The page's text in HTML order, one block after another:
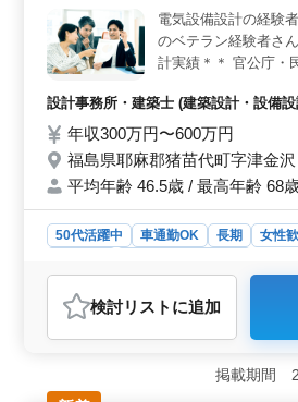
電気設備設計の経験
のベテラン経験者さ
計実績＊＊ 官公庁・
件：ビルや共同住宅
気設備 ・施主様等と
地調査業務 ・基本設
もりや積算業務 ・引
り◎ 交通費支給◎ ア
す◎ まずはお気軽に
しております!
設計事務所・建築士 (建築設計・設備
年収300万円〜600万円
福島県耶麻郡猪苗代町字津金
平均年齢 46.5歳 / 最高年齢 68
50代活躍中 車通勤OK 長期 女性
おすすめポイント
＜業務内容＞ 経験豊富な方に最適
電気設備設計のリーダーとして、設
工管理まで幅広く携われます。ビル
備に関連する電気設備の基本設計
検討リスト に追加
掲載期間